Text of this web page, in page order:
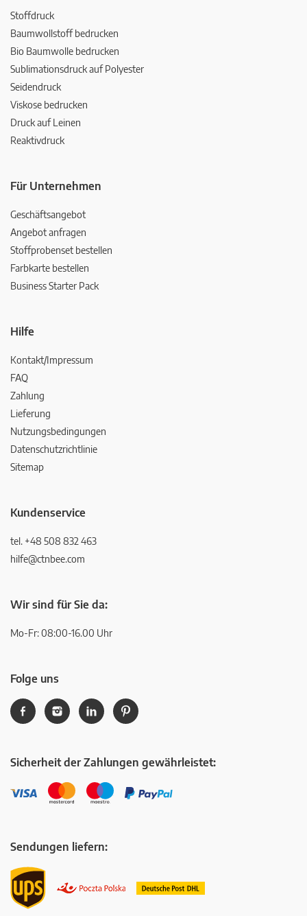
Stoffdruck
Baumwollstoff bedrucken
Bio Baumwolle bedrucken
Sublimationsdruck auf Polyester
Seidendruck
Viskose bedrucken
Druck auf Leinen
Reaktivdruck
Für Unternehmen
Geschäftsangebot
Angebot anfragen
Stoffprobenset bestellen
Farbkarte bestellen
Business Starter Pack
Hilfe
Kontakt/Impressum
FAQ
Zahlung
Lieferung
Nutzungsbedingungen
Datenschutzrichtlinie
Sitemap
Kundenservice
tel. +48 508 832 463
hilfe@ctnbee.com
Wir sind für Sie da:
Mo-Fr: 08:00-16.00 Uhr
Folge uns
Sicherheit der Zahlungen gewährleistet:
Sendungen liefern: